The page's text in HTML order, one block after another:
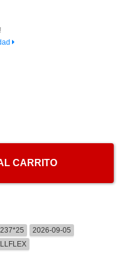
CARRITO
2026-09-05